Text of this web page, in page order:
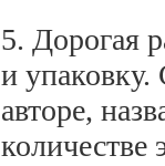
5. Дорогая
и упаковку.
авторе,
количестве